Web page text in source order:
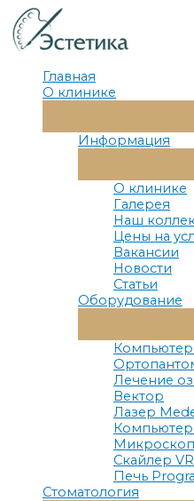
Перейти
к
содержимому
Главная
О клинике
Информация
О клинике
Галерея
Наш
Цены на
Вакансии
Новости
Статьи
Оборудование
Лечение
Вектор
Лазер
Микроскоп
Скайлер
Печь
Стоматология